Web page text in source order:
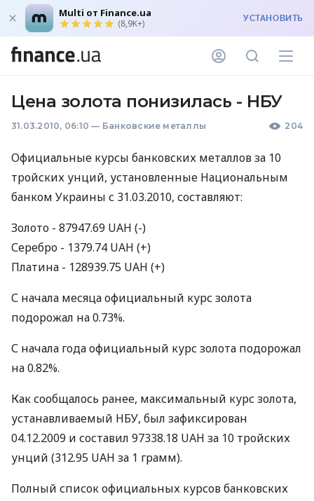
Multi от Finance.ua
(8,9K+) УСТАНОВИТЬ
Цена золота понизилась - НБУ
31.03.2010, 06:10 — Банковские металлы 204
Официальные курсы банковских металлов за 10
тройских унций, установленные Национальным
банком Украины с 31.03.2010, составляют:
Золото - 87947.69 UAH (-)
Серебро - 1379.74 UAH (+)
Платина - 128939.75 UAH (+)
С начала месяца официальный курс золота
подорожал на 0.73%.
С начала года официальный курс золота подорожал
на 0.82%.
Как сообщалось ранее, максимальный курс золота,
устанавливаемый НБУ, был зафиксирован
04.12.2009 и составил 97338.18 UAH за 10 тройских
унций (312.95 UAH за 1 грамм).
Полный список официальных курсов банковских